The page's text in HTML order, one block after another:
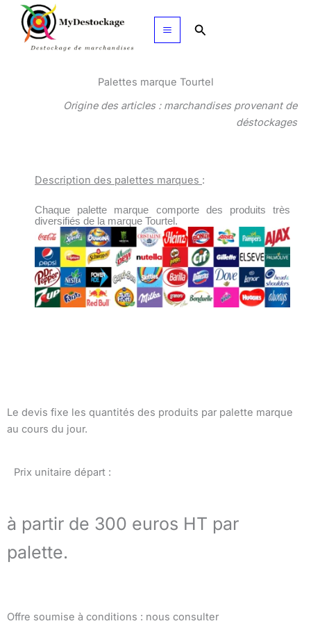
Aller
contenu
Rechercher
Palettes marque Tourtel
Origine des articles : marchandises provenant de
déstockages
Description des palettes marques :
Chaque palette marque comporte des produits très
diversifiés de la marque Tourtel.
Le devis fixe les quantités des produits par palette marque
au cours du jour.
Prix unitaire départ :
à partir de 300 euros HT par
palette.
Offre soumise à conditions : nous consulter